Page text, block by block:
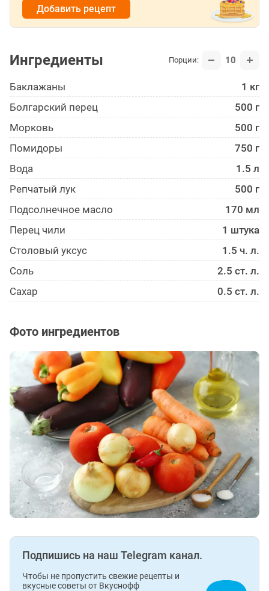
Добавить рецепт
Ингредиенты Порции: 10
Баклажаны
1 кг
Болгарский перец
500 г
Морковь
500 г
Помидоры
750 г
Вода
1.5 л
Репчатый лук
500 г
Подсолнечное масло
170 мл
Перец чили
1 штука
Столовый уксус
1.5 ч. л.
Соль
2.5 ст. л.
Сахар
0.5 ст. л.
Фото ингредиентов
Подпишись на наш Telegram канал.
Чтобы не пропустить свежие рецепты и
вкусные советы от Вкуснофф